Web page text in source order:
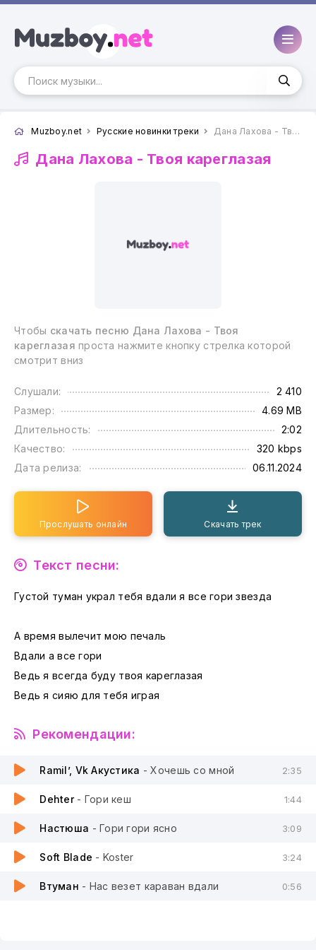
Muzboy.net Русские новинки треки Дана Лахова - Твоя кареглазая
Дана Лахова - Твоя кареглазая
Чтобы скачать песню Дана Лахова - Твоя
кареглазая проста нажмите кнопку стрелка которой
смотрит вниз
Слушали:
2 410
Размер:
4.69 MB
Длительность:
2:02
Качество:
320 kbps
Дата релиза:
06.11.2024
Прослушать онлайн Скачать трек
Текст песни:
Густой туман украл тебя вдали я все гори звезда
А время вылечит мою печаль
Вдали а все гори
Ведь я всегда буду твоя кареглазая
Ведь я сияю для тебя играя
Рекомендации:
Ramil’, Vk Акустика - Хочешь со мной 2:35
Dehter - Гори кеш 1:44
Настюша - Гори гори ясно 3:09
Soft Blade - Koster 3:24
Втуман - Нас везет караван вдали 0:56